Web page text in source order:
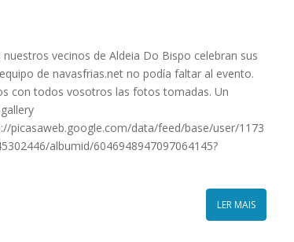
vecinos de Aldeia Do Bispo celebran sus
de navasfrias.net no podía faltar al evento.
con todos vosotros las fotos tomadas. Un
picasaweb.google.com/data/feed/base/user/1173
albumid/6046948947097064145?
LER MAIS